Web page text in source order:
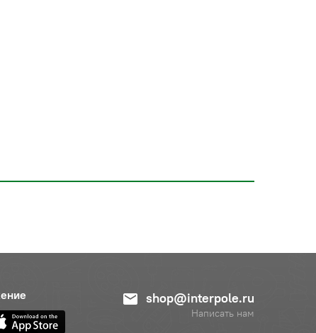
shop@interpole.ru
Написать нам